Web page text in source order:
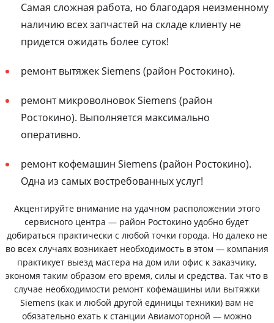
Самая сложная работа, но благодаря неизменному
наличию всех запчастей на складе клиенту не
придется ожидать более суток!
ремонт вытяжек Siemens (район Ростокино).
ремонт микроволновок Siemens (район
Ростокино). Выполняется максимально
оперативно.
ремонт кофемашин Siemens (район Ростокино).
Одна из самых востребованных услуг!
Акцентируйте внимание на удачном расположении этого
сервисного центра — район Ростокино удобно будет
добираться практически с любой точки города. Но далеко не
во всех случаях возникает необходимость в этом — компания
практикует выезд мастера на дом или офис к заказчику,
экономя таким образом его время, силы и средства. Так что в
случае необходимости ремонт кофемашины или вытяжки
Siemens (как и любой другой единицы техники) вам не
обязательно ехать к станции Авиамоторной — можно